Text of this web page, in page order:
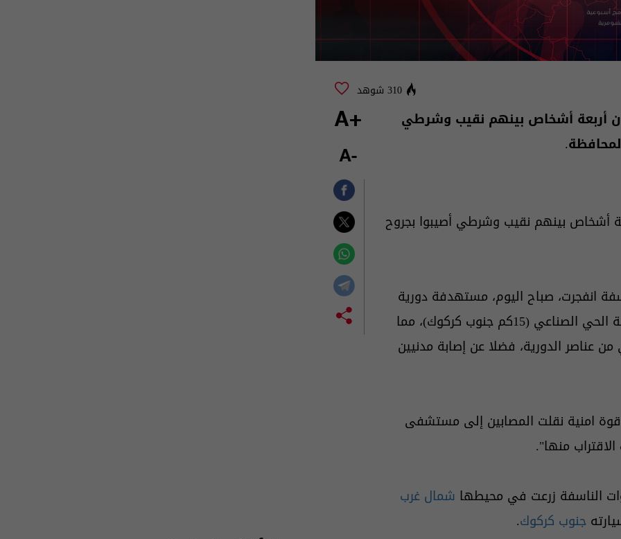
310 شوهد
بأن أربعة أشخاص بينهم نقيب وشرطي
أشخاص بينهم نقيب وشرطي أصيبوا بجروح
انفجرت، صباح اليوم، مستهدفة دورية
لدى مرورها في منطقة الحي الصناعي (15كم جنوب كركوك)، مما
الدورية، فضلا عن إصابة مدنيين
امنية نقلت المصابين إلى مستشفى
منها".
الناسفة زرعت في محيطها شمال غرب
جنوب كركوك.
+A
-A